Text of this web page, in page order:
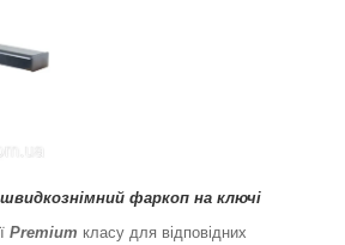
фаркоп на ключі
Premium класу для відповідних